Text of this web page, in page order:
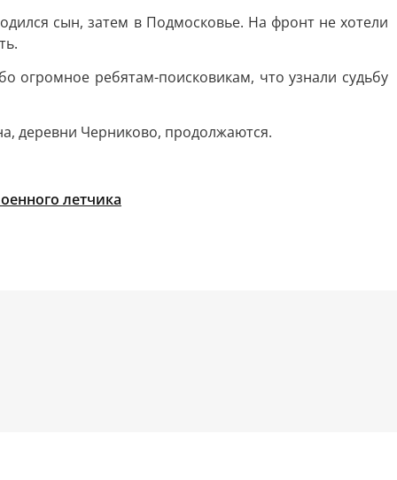
сын, затем в Подмосковье. На фронт не хотели
огромное ребятам-поисковикам, что узнали судьбу
деревни Черниково, продолжаются.
летчика